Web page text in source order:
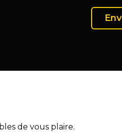
de vous plaire.